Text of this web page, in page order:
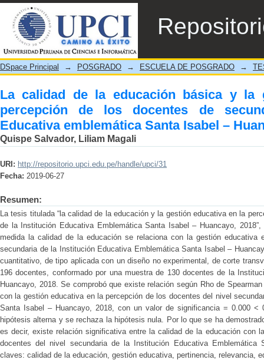
La calidad de la educación básica y la
secundaria en la Institución Educativa
DSpace Principal → POSGRADO → ESCUELA DE POSGRADO →
La calidad de la educación básica y la
percepción de los docentes de
Educativa emblemática Santa Isabel –
Quispe Salvador, Liliam Magali
URI: http://repositorio.upci.edu.pe/handle/upci/31
Fecha: 2019-06-27
Resumen:
La tesis titulada “la calidad de la educación y la gestión educativa en la
de la Institución Educativa Emblemática Santa Isabel – Huancayo,
medida la calidad de la educación se relaciona con la gestión
secundaria de la Institución Educativa Emblemática Santa Isabel –
cuantitativo, de tipo aplicada con un diseño no experimental, de corte
196 docentes, conformado por una muestra de 130 docentes de la
Huancayo, 2018. Se comprobó que existe relación según Rho de
con la gestión educativa en la percepción de los docentes del nivel
Santa Isabel – Huancayo, 2018, con un valor de significancia = 0.000
hipótesis alterna y se rechaza la hipótesis nula. Por lo que se ha
es decir, existe relación significativa entre la calidad de la educación con
docentes del nivel secundaria de la Institución Educativa Emblemática
claves: calidad de la educación, gestión educativa, pertinencia, relevancia,